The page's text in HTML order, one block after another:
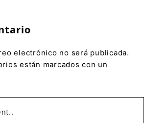
electrónico no será publicada.
están marcados con un